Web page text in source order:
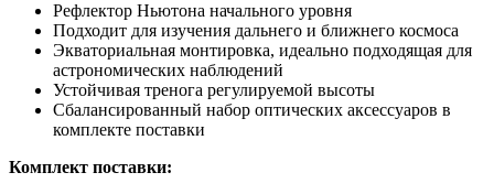
Рефлектор Ньютона начального уровня
Подходит для изучения дальнего и ближнего космоса
Экваториальная монтировка, идеально подходящая для
астрономических наблюдений
Устойчивая тренога регулируемой высоты
Сбалансированный набор оптических аксессуаров в
комплекте поставки
Комплект поставки: